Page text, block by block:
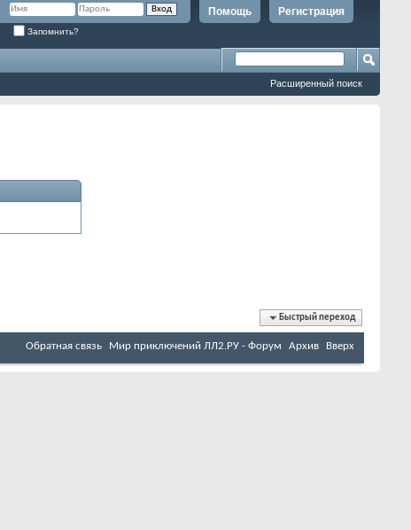
Регистрация
Помощь
Запомнить?
Расширенный поиск
Быстрый переход
Обратная связь Мир приключений ЛЛ2.РУ - Форум Архив Вверх